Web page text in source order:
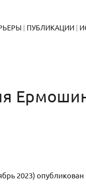
ПУБЛИКАЦИИ
2023)